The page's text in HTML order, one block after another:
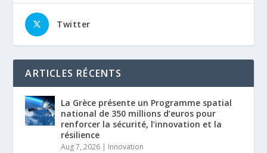
Twitter
ARTICLES RÉCENTS
La Grèce présente un Programme spatial
national de 350 millions d’euros pour
renforcer la sécurité, l’innovation et la
résilience
Aug 7, 2026 | Innovation